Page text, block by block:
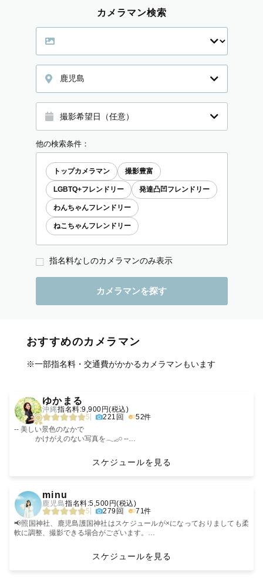
カメラマン検索
鹿児島
他の検索条件：
トップカメラマン 撮影豊富
LGBTQ+フレンドリー 発達凸凹フレンドリー
わんちゃんフレンドリー
ねこちゃんフレンドリー
指名料なしのカメラマンのみ表示
おすすめのカメラマン
※一部指名料・交通費がかかるカメラマンもいます
ゆかまる
沖縄指名料:9,900円(税込)
5
221回
52件
-- 美しい景色のなかで
かけがえのない写真を𓂃𓈒𓂂𓏸 --
※※鹿児島での撮影は与論島のみ受け付けております※※
という思いを持って活動しております！
時間が経っても見返したくなるような写真を目指して。
撮影前から撮影後までワクワク感が続く様なお写真を切り取っていきたい
-- -- -- -- -- -- -- -- -- -- -- -- -- --
スケジュールを見る
minu
鹿児島指名料:5,500円(税込)
5
279回
71件
📢照国神社、鹿児島護国神社はスケジュールが×になっておりましても柔
軟に調整、撮影できる場合がございます。
公式LINE、dmにてお気軽にお問い合わせくださいませ✉️
スケジュールを見る